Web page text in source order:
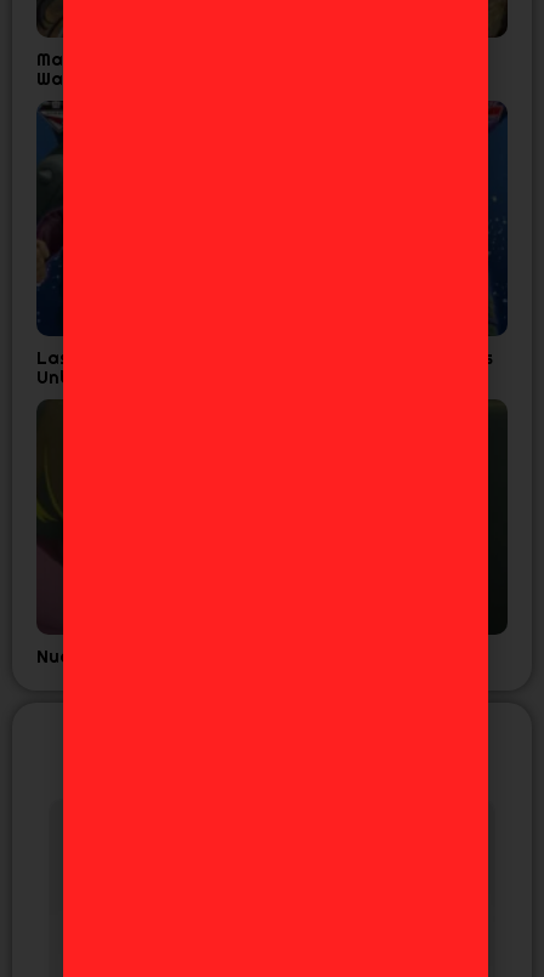
Madoka Magica Confirma Fecha Final para
Walpurgisnacht Rising
Las 7 Figuras de JoJo’s que Todo Fan de Diamond is
Unbreakable Necesita
Nuevo tráiler del anime GNOSIA